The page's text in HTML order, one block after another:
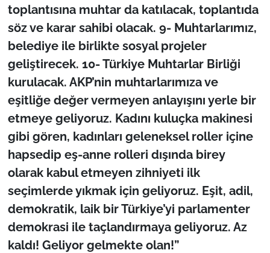
toplantısına muhtar da katılacak, toplantıda
söz ve karar sahibi olacak. 9- Muhtarlarımız,
belediye ile birlikte sosyal projeler
geliştirecek. 10- Türkiye Muhtarlar Birliği
kurulacak. AKP’nin muhtarlarımıza ve
eşitliğe değer vermeyen anlayışını yerle bir
etmeye geliyoruz. Kadını kuluçka makinesi
gibi gören, kadınları geleneksel roller içine
hapsedip eş-anne rolleri dışında birey
olarak kabul etmeyen zihniyeti ilk
seçimlerde yıkmak için geliyoruz. Eşit, adil,
demokratik, laik bir Türkiye’yi parlamenter
demokrasi ile taçlandırmaya geliyoruz. Az
kaldı! Geliyor gelmekte olan!”